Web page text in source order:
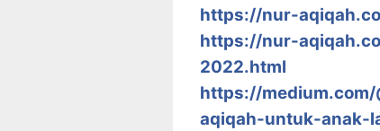
https://nur-
https://nur-
2022.html
https://
aqiqah-untuk-anak-